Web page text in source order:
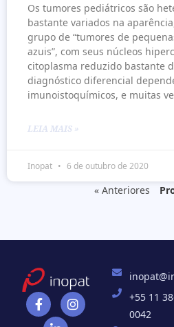
Os tumores pediátricos são
bastante variados na
grupo de “tumores de
azuis”, com seus núcleos
citoplasma reduzido bastante
diagnóstico diferencial
imunoistoquímicos, e muitas
LEIA MAIS »
Inopat 6 de outubro de 2020
« Anteriores
+55 11
0042